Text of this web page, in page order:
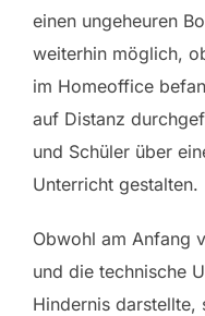
einen ungeheuren
weiterhin möglich,
im Homeoffice
auf Distanz
und Schüler über
Unterricht gestalten.
Obwohl am Anfang
und die technische
Hindernis